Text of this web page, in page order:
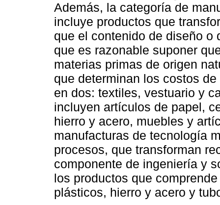
Además, la categoría de
incluye productos que
que el contenido de diseño o
que es razonable suponer
materias primas de origen
que determinan los costos
en dos: textiles, vestuario y
incluyen artículos de papel,
hierro y acero, muebles y
manufacturas de tecnología
procesos, que transforman
componente de ingeniería y
los productos que
plásticos, hierro y acero y